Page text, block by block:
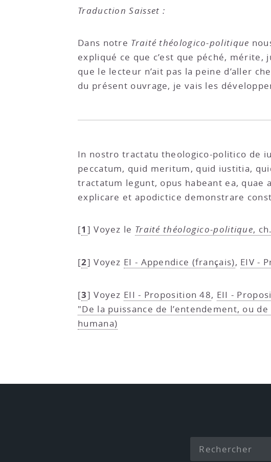
Traduction Saisset :
Dans notre Traité théologico-politique
expliqué ce que c’est que péché,
que le lecteur n’ait pas la peine d’aller
du présent ouvrage, je vais les
In nostro tractatu theologico-politico de
peccatum, quid meritum, quid iustitia,
tractatum legunt, opus habeant ea,
explicare et apodictice demonstrare
[1 ]Voyez le Traité théologico-politique,
[2]Voyez EI - Appendice (français), EIV -
[3]Voyez EII - Proposition 48, EII -
"De la puissance de l’entendement, ou
humana)